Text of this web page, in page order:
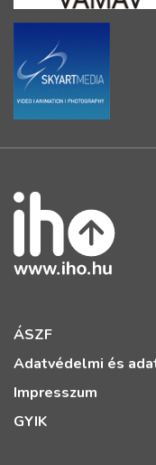
ÁSZF
Adatvédelmi és
Impresszum
GYIK